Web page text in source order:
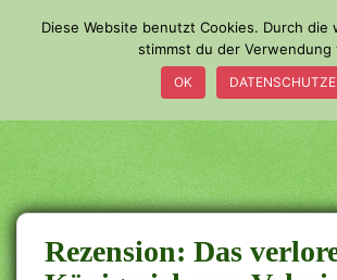
o
m
a
i
n
c
Rezension: Das
Diese Website benutzt Cookies. Durch
stimmst du der Verwendung
OK